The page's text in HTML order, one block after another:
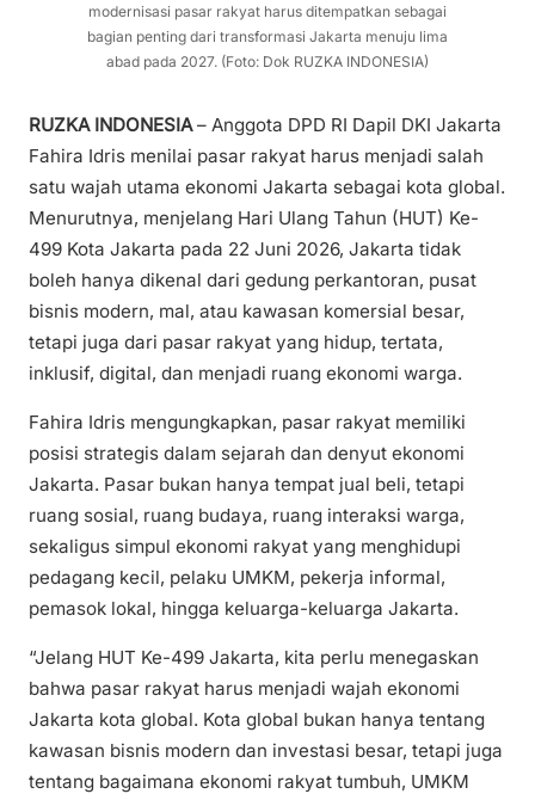
modernisasi pasar rakyat harus ditempatkan sebagai
bagian penting dari transformasi Jakarta menuju lima
abad pada 2027. (Foto: Dok RUZKA INDONESIA)
RUZKA INDONESIA– Anggota DPD RI Dapil DKI Jakarta
Fahira Idris menilai pasar rakyat harus menjadi salah
satu wajah utama ekonomi Jakarta sebagai kota global.
Menurutnya, menjelang Hari Ulang Tahun (HUT) Ke-
499 Kota Jakarta pada 22 Juni 2026, Jakarta tidak
boleh hanya dikenal dari gedung perkantoran, pusat
bisnis modern, mal, atau kawasan komersial besar,
tetapi juga dari pasar rakyat yang hidup, tertata,
inklusif, digital, dan menjadi ruang ekonomi warga.
Fahira Idris mengungkapkan, pasar rakyat memiliki
posisi strategis dalam sejarah dan denyut ekonomi
Jakarta. Pasar bukan hanya tempat jual beli, tetapi
ruang sosial, ruang budaya, ruang interaksi warga,
sekaligus simpul ekonomi rakyat yang menghidupi
pedagang kecil, pelaku UMKM, pekerja informal,
pemasok lokal, hingga keluarga-keluarga Jakarta.
“Jelang HUT Ke-499 Jakarta, kita perlu menegaskan
bahwa pasar rakyat harus menjadi wajah ekonomi
Jakarta kota global. Kota global bukan hanya tentang
kawasan bisnis modern dan investasi besar, tetapi juga
tentang bagaimana ekonomi rakyat tumbuh, UMKM